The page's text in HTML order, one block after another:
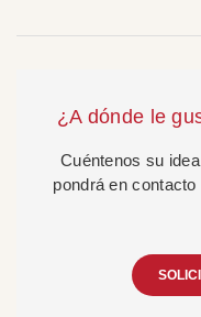
¿A dónde le
Cuéntenos su
pondrá en